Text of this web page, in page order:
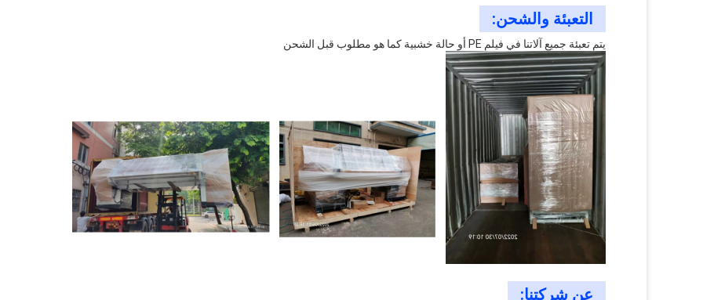
التعبئة والشحن:
يتم تعبئة جميع آلاتنا في فيلم PE أو حالة خشبية كما هو مطلوب قبل الشحن
عن شركتنا: